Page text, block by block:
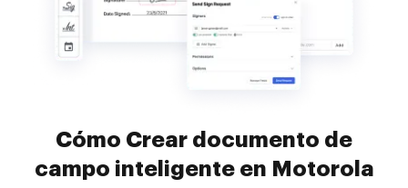
Cómo Crear documento de
campo inteligente en Motorola